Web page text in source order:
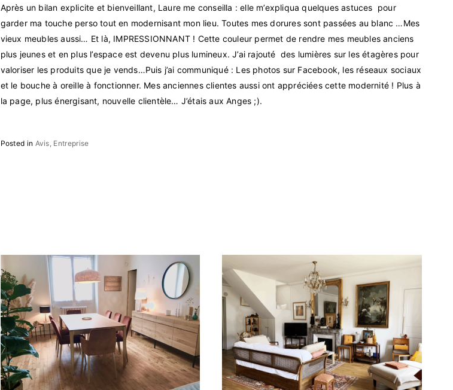
Après un bilan explicite et bienveillant, Laure me conseilla : elle m’expliqua quelques astuces pour
garder ma touche perso tout en modernisant mon lieu. Toutes mes dorures sont passées au blanc …Mes
vieux meubles aussi… Et là, IMPRESSIONNANT ! Cette couleur permet de rendre mes meubles anciens
plus jeunes et en plus l’espace est devenu plus lumineux. J’ai rajouté des lumières sur les étagères pour
valoriser les produits que je vends…Puis j’ai communiqué : Les photos sur Facebook, les réseaux sociaux
et le bouche à oreille à fonctionner. Mes anciennes clientes aussi ont appréciées cette modernité ! Plus à
la page, plus énergisant, nouvelle clientèle… J’étais aux Anges ;).
Posted in Avis Entreprise